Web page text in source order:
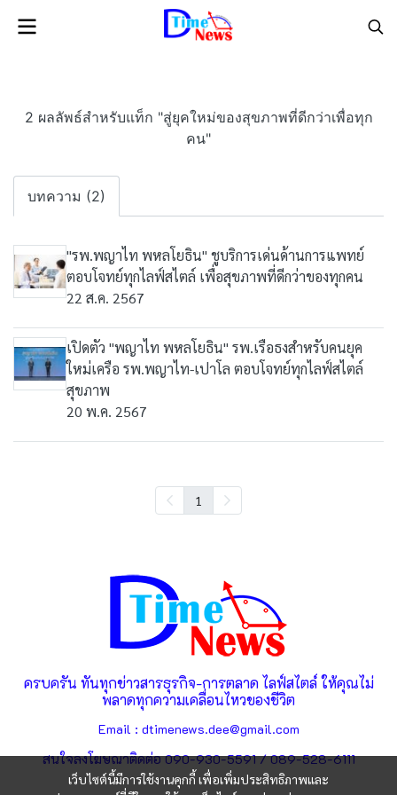
2 ผลลัพธ์สำหรับแท็ก "สู่ยุคใหม่ของสุขภาพที่ดีกว่าเพื่อทุก
คน"
บทความ (2)
"รพ.พญาไท พหลโยธิน" ชูบริการเด่นด้านการแพทย์
ตอบโจทย์ทุกไลฟ์สไตล์ เพื่อสุขภาพที่ดีกว่าของทุกคน
22 ส.ค. 2567
เปิดตัว "พญาไท พหลโยธิน" รพ.เรือธงสำหรับคนยุค
ใหม่เครือ รพ.พญาไท-เปาโล ตอบโจทย์ทุกไลฟ์สไตล์
สุขภาพ
20 พ.ค. 2567
1
เว็บไซต์นี้มีการใช้งานคุกกี้ เพื่อเพิ่มประสิทธิภาพและ
ครบครัน ทันทุกข่าวสารธุรกิจ-การตลาด ไลฟ์สไตล์ ให้คุณไม่
พลาดทุกความเคลื่อนไหวของชีวิต
Email : dtimenews.dee@gmail.com
สนใจลงโฆษณาติดต่อ 090-930-5591 / 089-528-6111